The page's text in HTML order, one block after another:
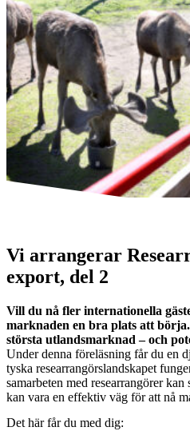
Vi arrangerar
export, del 2
Vill du nå fler internationella
marknaden en bra plats att
största utlandsmarknad – och
Under denna föreläsning får du en
tyska researrangörslandskapet
samarbeten med researrangörer
kan vara en effektiv väg för att nå
Det här får du med dig: